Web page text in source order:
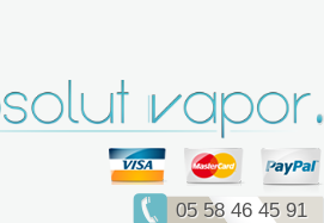
05 58 46 45 91